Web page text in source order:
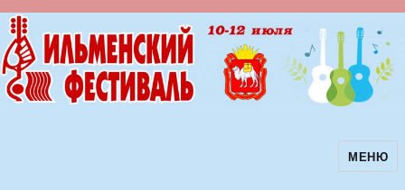
Ильменский фестиваль авторскойМЕНЮ